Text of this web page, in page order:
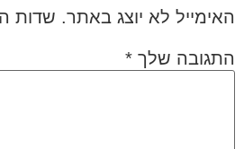
האימייל לא יוצג באתר. שדות
התגובה שלך *